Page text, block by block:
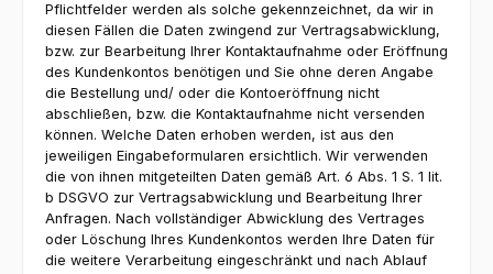
Pflichtfelder werden als solche gekennzeichnet, da wir in
diesen Fällen die Daten zwingend zur Vertragsabwicklung,
bzw. zur Bearbeitung Ihrer Kontaktaufnahme oder Eröffnung
des Kundenkontos benötigen und Sie ohne deren Angabe
die Bestellung und/ oder die Kontoeröffnung nicht
abschließen, bzw. die Kontaktaufnahme nicht versenden
können. Welche Daten erhoben werden, ist aus den
jeweiligen Eingabeformularen ersichtlich. Wir verwenden
die von ihnen mitgeteilten Daten gemäß Art. 6 Abs. 1 S. 1 lit.
b DSGVO zur Vertragsabwicklung und Bearbeitung Ihrer
Anfragen. Nach vollständiger Abwicklung des Vertrages
oder Löschung Ihres Kundenkontos werden Ihre Daten für
die weitere Verarbeitung eingeschränkt und nach Ablauf